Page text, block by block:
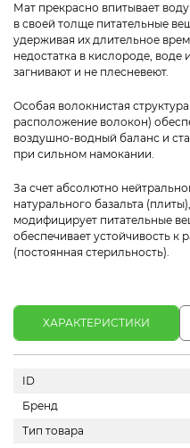
Мат прекрасно впитывает
в своей толще питательные
удерживая их длительное
недостатка в кислороде, воде
загнивают и не плесневеют.
Особая волокнистая
расположение волокон)
воздушно-водный баланс и
при сильном намокании.
За счет абсолютно
натурального базальта
модифицирует питательные
обеспечивает устойчивость к
(постоянная стерильность).
ХАРАКТЕРИСТИКИ
ID
Бренд
Тип товара